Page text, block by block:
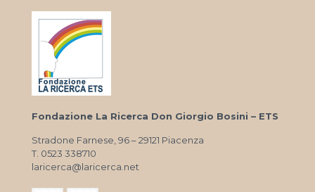
Fondazione La Ricerca Don Giorgio Bosini – ETS
Stradone Farnese, 96 – 29121 Piacenza
T. 0523 338710
laricerca@laricerca.net